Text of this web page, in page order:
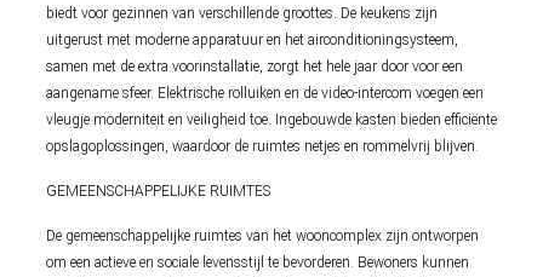
biedt voor gezinnen van verschillende groottes. De keukens zijn
uitgerust met moderne apparatuur en het airconditioningsysteem,
samen met de extra voorinstallatie, zorgt het hele jaar door voor een
aangename sfeer. Elektrische rolluiken en de video-intercom voegen een
vleugje moderniteit en veiligheid toe. Ingebouwde kasten bieden efficiënte
opslagoplossingen, waardoor de ruimtes netjes en rommelvrij blijven.
GEMEENSCHAPPELIJKE RUIMTES
De gemeenschappelijke ruimtes van het wooncomplex zijn ontworpen
om een actieve en sociale levensstijl te bevorderen. Bewoners kunnen